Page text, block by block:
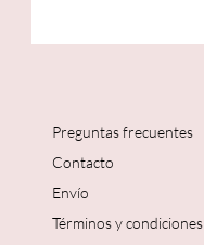
Preguntas frecuentes
Contacto
Envío
Términos y condiciones